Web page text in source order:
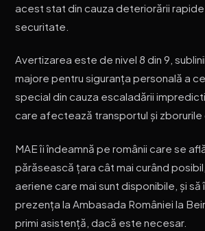
acest stat din cauza deteriorării
securitate.
Avertizarea este de nivel 8 din 9,
majore pentru siguranța personală a
special din cauza escaladării
care afectează transportul și zborurile
MAE îi îndeamnă pe românii care se
părăsească țara cât mai curând
aeriene care mai sunt disponibile, și să
prezența la Ambasada României la
primi asistență, dacă este necesar.